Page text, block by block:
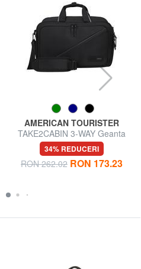
AMERICAN TOURISTER
TAKE2CABIN 3-WAY Geanta
rucsac sub scaun ok Ryanair
34% REDUCERI
RON 262.02 RON 173.23